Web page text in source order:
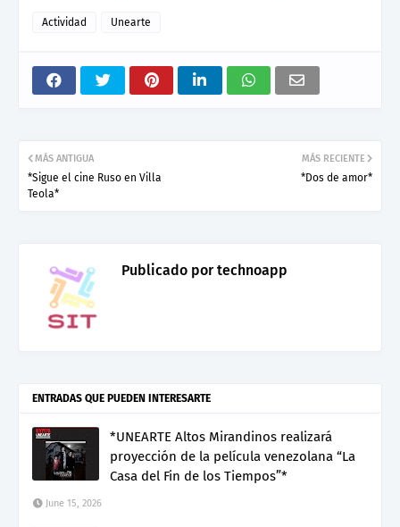
Actividad Unearte
MÁS RECIENTE
*Dos de amor*
MÁS ANTIGUA
*Sigue el cine Ruso en Villa
Teola*
Publicado portechnoapp
ENTRADAS QUE PUEDEN INTERESARTE
*UNEARTE Altos Mirandinos realizará
proyección de la película venezolana “La
Casa del Fin de los Tiempos”*
June 15, 2026